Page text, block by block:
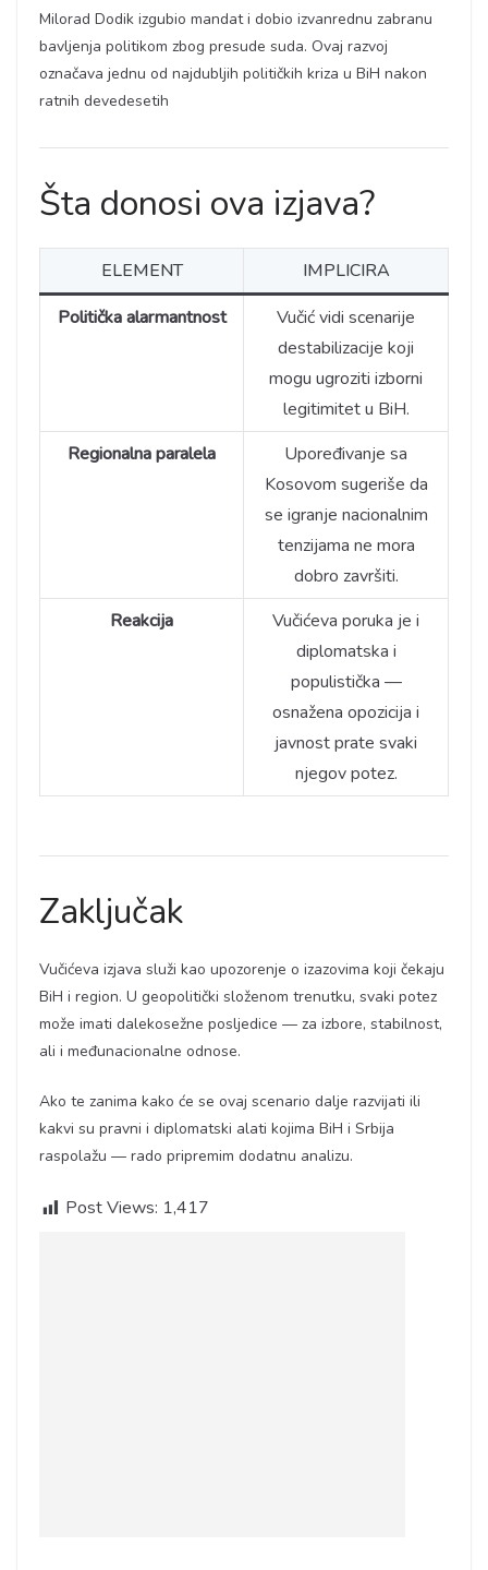
Milorad Dodik izgubio mandat i dobio izvanrednu zabranu
bavljenja politikom zbog presude suda. Ovaj razvoj
označava jednu od najdubljih političkih kriza u BiH nakon
ratnih devedesetih
Šta donosi ova izjava?
ELEMENT
IMPLICIRA
Politička alarmantnost
Vučić vidi scenarije
destabilizacije koji
mogu ugroziti izborni
legitimitet u BiH.
Regionalna paralela
Upoređivanje sa
Kosovom sugeriše da
se igranje nacionalnim
tenzijama ne mora
dobro završiti.
Reakcija
Vučićeva poruka je i
diplomatska i
populistička —
osnažena opozicija i
javnost prate svaki
njegov potez.
Zaključak
Vučićeva izjava služi kao upozorenje o izazovima koji čekaju
BiH i region. U geopolitički složenom trenutku, svaki potez
može imati dalekosežne posljedice — za izbore, stabilnost,
ali i međunacionalne odnose.
Ako te zanima kako će se ovaj scenario dalje razvijati ili
kakvi su pravni i diplomatski alati kojima BiH i Srbija
raspolažu — rado pripremim dodatnu analizu.
Post Views: 1,417